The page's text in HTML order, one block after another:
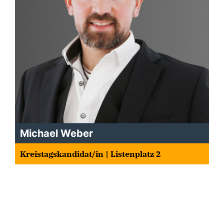
Michael Weber
Kreistagskandidat/in | Listenplatz 2